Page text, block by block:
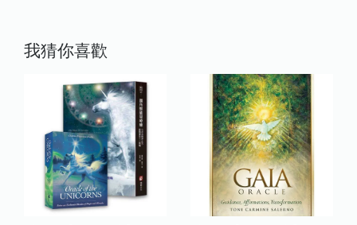
我猜你喜歡